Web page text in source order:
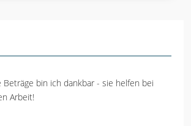
Beträge bin ich dankbar - sie helfen bei
Arbeit!